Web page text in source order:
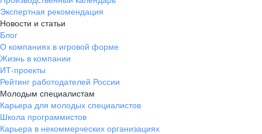
Экспертная рекомендация
Новости и статьи
Блог
О компаниях в игровой форме
Жизнь в компании
ИТ-проекты
Рейтинг работодателей России
Молодым специалистам
Карьера для молодых специалистов
Школа программистов
Карьера в некоммерческих организациях